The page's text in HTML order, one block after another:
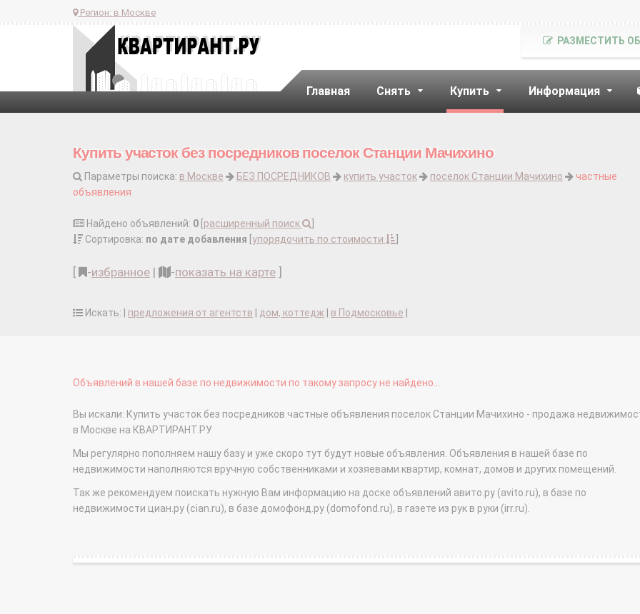
Регион: в Москве
Главная Снять Купить Информация
РАЗМЕСТИТЬ
Купить участок без посредников поселок Станции Мачихино
Параметры поиска: в Москве БЕЗ ПОСРЕДНИКОВ купить участок поселок Станции Мачихино
частные
объявления
Найдено объявлений: 0 расширенный поиск
Сортировка: по дате добавления упорядочить по стоимости
-избранное | -показать на карте
Искать: | предложения от агентств дом, коттедж в Подмосковье
Объявлений в нашей базе по недвижимости по такому запросу не найдено...
Вы искали: Купить участок без посредников частные объявления поселок Станции Мачихино - продажа
в Москве на КВАРТИРАНТ.РУ
Мы регулярно пополняем нашу базу и уже скоро тут будут новые объявления. Объявления в нашей базе по
недвижимости наполняются вручную собственниками и хозяевами квартир, комнат, домов и других помещений.
Так же рекомендуем поискать нужную Вам информацию на доске объявлений авито.ру (avito.ru), в базе по
недвижимости циан.ру (cian.ru), в базе домофонд.ру (domofond.ru), в газете из рук в руки (irr.ru).